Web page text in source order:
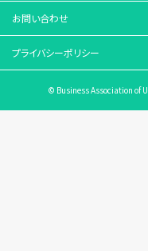
お問い合わせ
プライバシーポリシー
© Business Association of